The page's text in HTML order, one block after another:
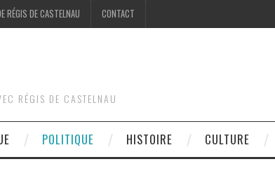
RÉGIS DE CASTELNAU CONTACT
RÉGIS DE CASTELNAU
POLITIQUE HISTOIRE CULTURE